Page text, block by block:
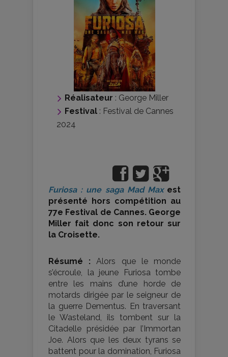
Réalisateur : George Miller
Festival : Festival de Cannes
2024
Furiosa : une saga Mad Maxest
présenté hors compétition au
77e Festival de Cannes. George
Miller fait donc son retour sur
la Croisette.
Résumé : Alors que le monde
s’écroule, la jeune Furiosa tombe
entre les mains d’une horde de
motards dirigée par le seigneur de
la guerre Dementus. En traversant
le Wasteland, ils tombent sur la
Citadelle présidée par l’Immortan
Joe. Alors que les deux tyrans se
battent pour la domination, Furiosa